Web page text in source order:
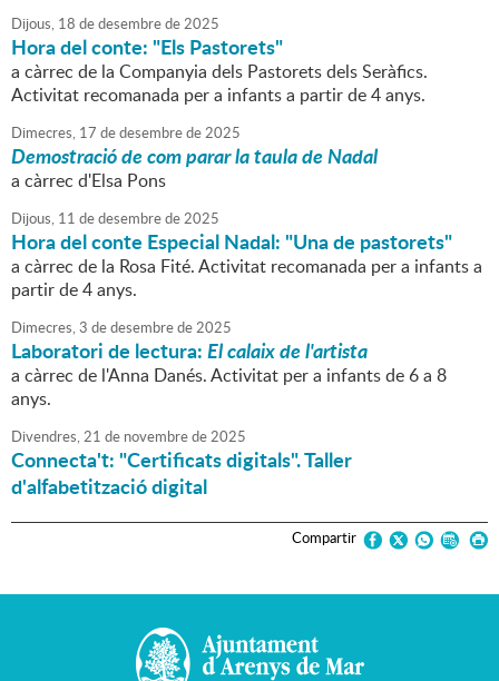
Dijous, 18 dedesembrede2025
Hora del conte: "Els Pastorets"
a càrrec de la Companyia dels Pastorets dels Seràfics.
Activitat recomanada per a infants a partir de 4 anys.
Dimecres, 17 dedesembrede2025
Demostració de com parar la taula de Nadal
a càrrec d'Elsa Pons
Dijous, 11 dedesembrede2025
Hora del conte Especial Nadal: "Una de pastorets"
a càrrec de la Rosa Fité. Activitat recomanada per a infants a
partir de 4 anys.
Dimecres,3 dedesembrede2025
Laboratori de lectura:El calaix de l'artista
a càrrec de l'Anna Danés. Activitat per a infants de 6 a 8
anys.
Divendres,21 de novembrede2025
Connecta't: "Certificats digitals". Taller
d'alfabetització digital
Compartir